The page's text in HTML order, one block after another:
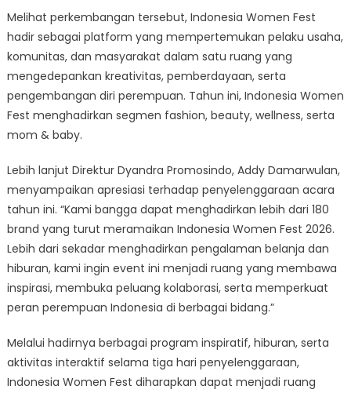
Melihat perkembangan tersebut, Indonesia Women Fest
hadir sebagai platform yang mempertemukan pelaku usaha,
komunitas, dan masyarakat dalam satu ruang yang
mengedepankan kreativitas, pemberdayaan, serta
pengembangan diri perempuan. Tahun ini, Indonesia Women
Fest menghadirkan segmen fashion, beauty, wellness, serta
mom & baby.
Lebih lanjut Direktur Dyandra Promosindo, Addy Damarwulan,
menyampaikan apresiasi terhadap penyelenggaraan acara
tahun ini. “Kami bangga dapat menghadirkan lebih dari 180
brand yang turut meramaikan Indonesia Women Fest 2026.
Lebih dari sekadar menghadirkan pengalaman belanja dan
hiburan, kami ingin event ini menjadi ruang yang membawa
inspirasi, membuka peluang kolaborasi, serta memperkuat
peran perempuan Indonesia di berbagai bidang.”
Melalui hadirnya berbagai program inspiratif, hiburan, serta
aktivitas interaktif selama tiga hari penyelenggaraan,
Indonesia Women Fest diharapkan dapat menjadi ruang